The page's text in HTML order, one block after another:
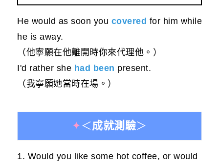
He would as soon you covered for him while
he is away.
（他寧願在他離開時你來代理他。）
I'd rather she had been present.
（我寧願她當時在場。）
✦ ＜成就測驗＞
1. Would you like some hot coffee, or would